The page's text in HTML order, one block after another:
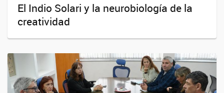
El Indio Solari y la neurobiología de la
creatividad